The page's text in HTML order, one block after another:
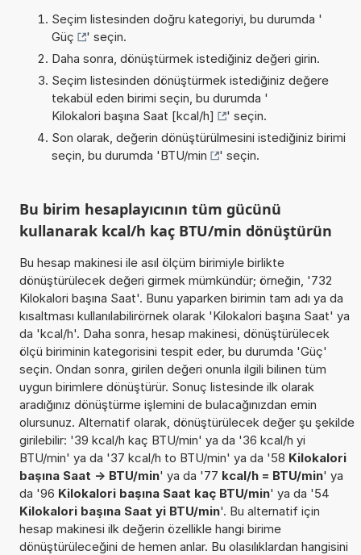
Seçim listesinden doğru kategoriyi, bu durumda '
Güç
' seçin.
Daha sonra, dönüştürmek istediğiniz değeri girin.
Seçim listesinden dönüştürmek istediğiniz değere
tekabül eden birimi seçin, bu durumda '
Kilokalori başına Saat [kcal/h]
' seçin.
Son olarak, değerin dönüştürülmesini istediğiniz birimi
seçin, bu durumda 'BTU/min ' seçin.
Bu birim hesaplayıcının tüm gücünü
kullanarak kcal/h kaç BTU/min dönüştürün
Bu hesap makinesi ile asıl ölçüm birimiyle birlikte
dönüştürülecek değeri girmek mümkündür; örneğin, '732
Kilokalori başına Saat'. Bunu yaparken birimin tam adı ya da
kısaltması kullanılabilirörnek olarak 'Kilokalori başına Saat' ya
da 'kcal/h'. Daha sonra, hesap makinesi, dönüştürülecek
ölçü biriminin kategorisini tespit eder, bu durumda 'Güç'
seçin. Ondan sonra, girilen değeri onunla ilgili bilinen tüm
uygun birimlere dönüştürür. Sonuç listesinde ilk olarak
aradığınız dönüştürme işlemini de bulacağınızdan emin
olursunuz. Alternatif olarak, dönüştürülecek değer şu şekilde
girilebilir: '39 kcal/h kaç BTU/min' ya da '36 kcal/h yi
BTU/min' ya da '37 kcal/h to BTU/min' ya da '58 Kilokalori
başına Saat -> BTU/min' ya da '77 kcal/h = BTU/min' ya
da '96 Kilokalori başına Saat kaç BTU/min' ya da '54
Kilokalori başına Saat yi BTU/min'. Bu alternatif için
hesap makinesi ilk değerin özellikle hangi birime
dönüştürüleceğini de hemen anlar. Bu olasılıklardan hangisini